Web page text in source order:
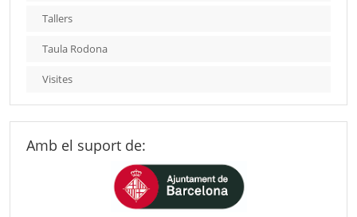
Tallers
Taula Rodona
Visites
Amb el suport de: